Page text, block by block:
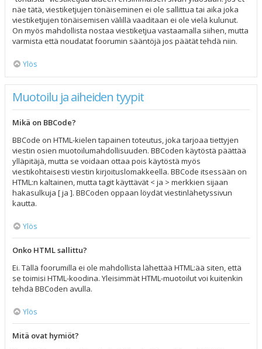
näe tätä, viestiketjujen tönäiseminen ei ole sallittua tai aika joka
viestiketjujen tönäisemisen välillä vaaditaan ei ole vielä kulunut.
On myös mahdollista nostaa viestiketjua vastaamalla siihen, mutta
varmista että noudatat foorumin sääntöjä jos päätät tehdä niin.
Ylös
Muotoilu ja aiheiden tyypit
Mikä on BBCode?
BBCode on HTML-kielen tapainen toteutus, joka tarjoaa tiettyjen
viestin osien muotoilumahdollisuuden. BBCoden käytöstä päättää
ylläpitäjä, mutta se voidaan ottaa pois käytöstä myös
viestikohtaisesti viestin kirjoituslomakkeella. BBCode itsessään on
HTML:n kaltainen, mutta tagit käyttävät < ja > merkkien sijaan
hakasulkuja [ ja ]. BBCoden oppaan löydät viestinlähetyssivun
kautta.
Ylös
Onko HTML sallittu?
Ei. Tällä foorumilla ei ole mahdollista lähettää HTML:ää siten, että
se toimisi HTML-koodina. Yleisimmät HTML-muotoilut voi kuitenkin
tehdä BBCoden avulla.
Ylös
Mitä ovat hymiöt?